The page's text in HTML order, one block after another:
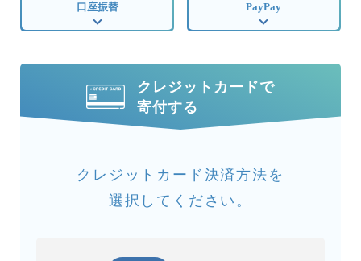
口座振替 PayPay
クレジットカードで
寄付する
クレジットカード決済方法を
選択してください。